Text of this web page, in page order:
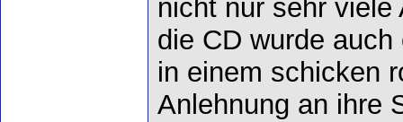
nicht nur sehr viele
die CD wurde
in einem schicken
Anlehnung an ihre